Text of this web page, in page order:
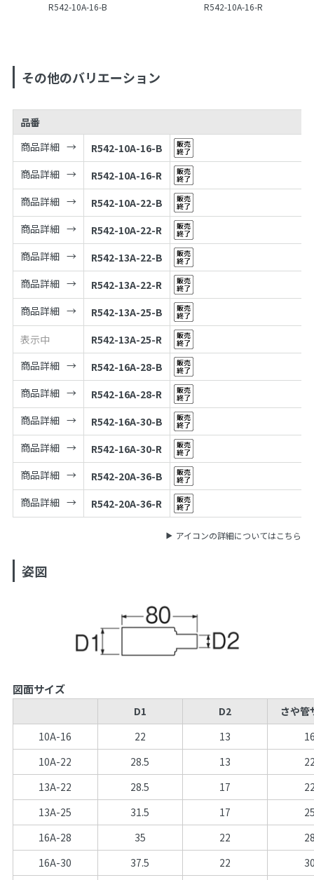
R542-10A-16-B R542-10A-16-R
その他のバリエーション
品番
商品詳細
R542-10A-16-B
商品詳細
R542-10A-16-R
商品詳細
R542-10A-22-B
商品詳細
R542-10A-22-R
商品詳細
R542-13A-22-B
商品詳細
R542-13A-22-R
商品詳細
R542-13A-25-B
表示中
R542-13A-25-R
商品詳細
R542-16A-28-B
商品詳細
R542-16A-28-R
商品詳細
R542-16A-30-B
商品詳細
R542-16A-30-R
商品詳細
R542-20A-36-B
商品詳細
R542-20A-36-R
アイコンの詳細についてはこちら
姿図
図面サイズ
D1 D2
さや管
10A-16
22 13
10A-22
28.5 13
13A-22
28.5 17
13A-25
31.5 17
16A-28
35 22
16A-30
37.5 22